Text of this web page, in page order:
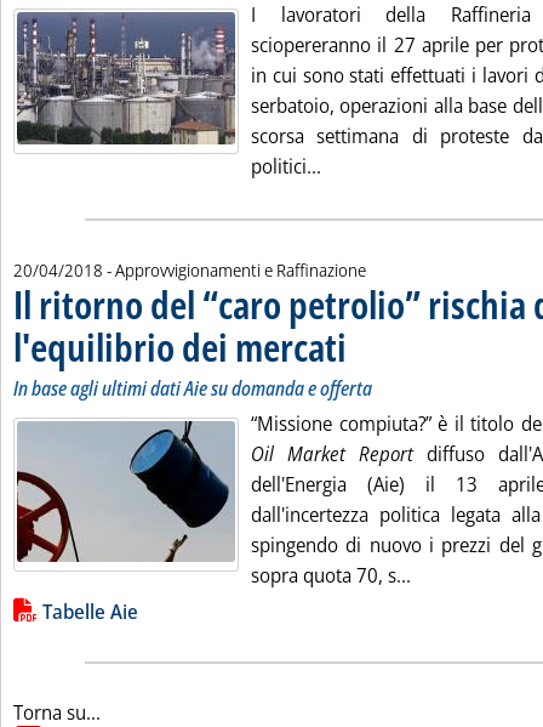
I lavoratori della
sciopereranno il 27 aprile per
in cui sono stati effettuati i lavori
serbatoio, operazioni alla base
scorsa settimana di proteste
politici...
20/04/2018 - Approvvigionamenti e Raffinazione
Il ritorno del “caro petrolio” rischia
l'equilibrio dei mercati
In base agli ultimi dati Aie su domanda e offerta
“Missione compiuta?” è il titolo
Oil Market Reportdiffuso
dell'Energia (Aie) il 13
dall'incertezza politica legata
spingendo di nuovo i prezzi del
sopra quota 70, s...
Lista allegati PDF alla notizia
Tabelle Aie
Torna su...